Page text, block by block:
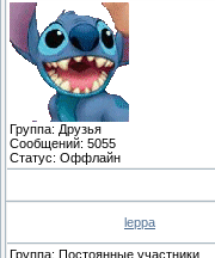
Группа: Друзья
Сообщений: 5055
Статус: Оффлайн
leppa
Группа: Постоянные участники